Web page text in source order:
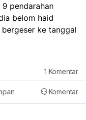
pendarahan
belom haid
ke tanggal
Komentar
1 Komentar